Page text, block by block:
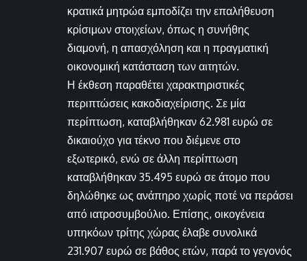
κρατικά μητρώα εμποδίζει την επαλήθευση
κρίσιμων στοιχείων, όπως η συνήθης
διαμονή, η απασχόληση και η πραγματική
οικονομική κατάσταση των αιτητών.
Η έκθεση παραθέτει χαρακτηριστικές
περιπτώσεις κακοδιαχείρισης. Σε μία
περίπτωση, καταβλήθηκαν 62.981 ευρώ σε
δικαιούχο για τέκνο που διέμενε στο
εξωτερικό, ενώ σε άλλη περίπτωση
καταβλήθηκαν 35.495 ευρώ σε άτομο που
δηλώθηκε ως ανάπηρο χωρίς ποτέ να περάσει
από ιατροσυμβούλιο. Επίσης, οικογένεια
υπηκόων τρίτης χώρας έλαβε συνολικά
231.907 ευρώ σε βάθος ετών, παρά το γεγονός